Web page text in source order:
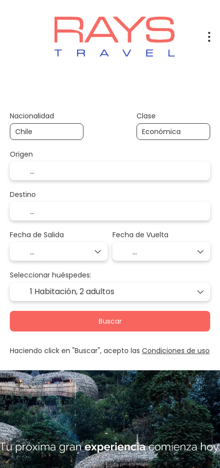
Nacionalidad Clase
Origen
Destino
Fecha de Salida Fecha de Vuelta
Seleccionar huéspedes:
1 Habitación,2 adultos
Buscar
Haciendo click en "Buscar", acepto las Condiciones de uso